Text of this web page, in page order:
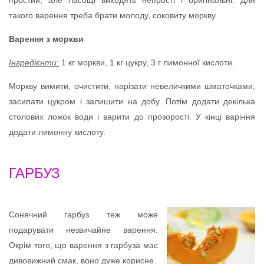
такого варення треба брати молоду, соковиту моркву.
Варення з моркви
Інгредієнти: 1 кг моркви, 1 кг цукру, 3 г лимонної кислоти.
Моркву вимити, очистити, нарізати невеличкими шматочками,
засипати цукром і залишити на добу. Потім додати декілька
столових ложок води і варити до прозорості. У кінці варіння
додати лимонну кислоту.
ГАРБУЗ
Сонячний гарбуз теж може
подарувати незвичайне варення.
Окрім того, що варення з гарбуза має
дивовижний смак, воно дуже корисне.